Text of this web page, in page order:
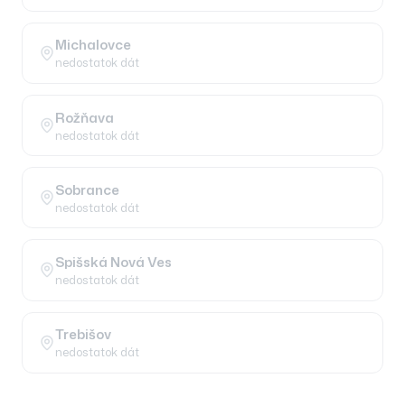
Michalovce
nedostatok dát
Rožňava
nedostatok dát
Sobrance
nedostatok dát
Spišská Nová Ves
nedostatok dát
Trebišov
nedostatok dát